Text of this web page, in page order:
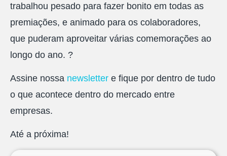
trabalhou pesado para fazer bonito em todas as
premiações, e animado para os colaboradores,
que puderam aproveitar várias comemorações ao
longo do ano. ?
Assine nossa newsletter e fique por dentro de tudo
o que acontece dentro do mercado entre
empresas.
Até a próxima!